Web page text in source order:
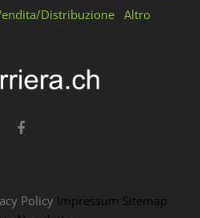
Distribuzione Altro
Policy Impressum Sitemap